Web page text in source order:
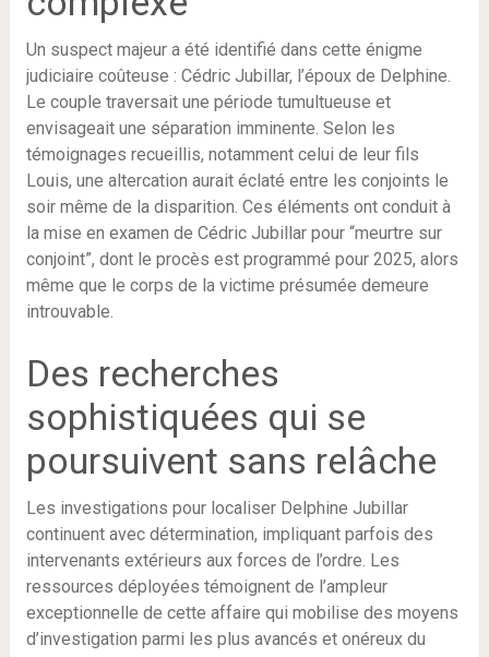
Un suspect majeur a été identifié dans cette énigme
judiciaire coûteuse : Cédric Jubillar, l’époux de Delphine.
Le couple traversait une période tumultueuse et
envisageait une séparation imminente. Selon les
témoignages recueillis, notamment celui de leur fils
Louis, une altercation aurait éclaté entre les conjoints le
soir même de la disparition. Ces éléments ont conduit à
la mise en examen de Cédric Jubillar pour “meurtre sur
conjoint”, dont le procès est programmé pour 2025, alors
même que le corps de la victime présumée demeure
introuvable.
Des recherches
sophistiquées qui se
poursuivent sans relâche
Les investigations pour localiser Delphine Jubillar
continuent avec détermination, impliquant parfois des
intervenants extérieurs aux forces de l’ordre. Les
ressources déployées témoignent de l’ampleur
exceptionnelle de cette affaire qui mobilise des moyens
d’investigation parmi les plus avancés et onéreux du